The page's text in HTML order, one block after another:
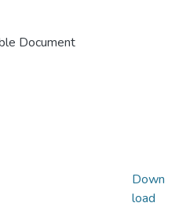
Document
Down
load